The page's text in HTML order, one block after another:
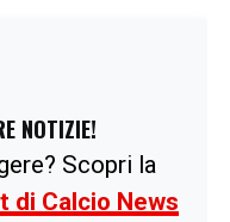
NOTIZIE!
Scopri la
di Calcio News